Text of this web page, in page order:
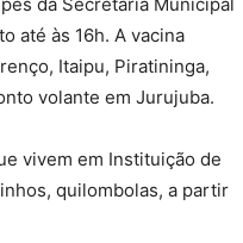
até às 16h. A vacina
Itaipu, Piratininga,
volante em Jurujuba.
vivem em Instituição de
quilombolas, a partir